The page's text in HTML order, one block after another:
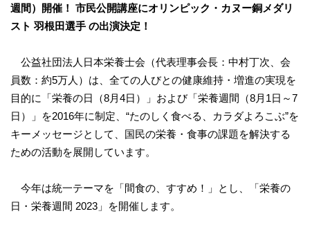
週間）開催！ 市民公開講座にオリンピック・カヌー銅メダリ
スト 羽根田選手 の出演決定！
公益社団法人日本栄養士会（代表理事会長：中村丁次、会
員数：約5万人）は、全ての人びとの健康維持・増進の実現を
目的に「栄養の日（8月4日）」および「栄養週間（8月1日～7
日）」を2016年に制定、“たのしく食べる、カラダよろこぶ”を
キーメッセージとして、国民の栄養・食事の課題を解決する
ための活動を展開しています。
今年は統一テーマを「間食の、すすめ！」とし、「栄養の
日・栄養週間 2023」を開催します。